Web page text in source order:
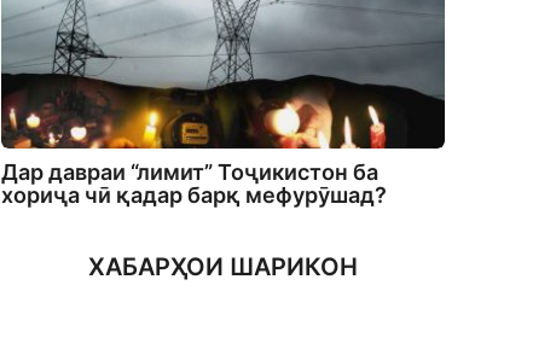
Дар давраи “лимит” Тоҷикистон ба
хориҷа чӣ қадар барқ мефурӯшад?
ХАБАРҲОИ ШАРИКОН